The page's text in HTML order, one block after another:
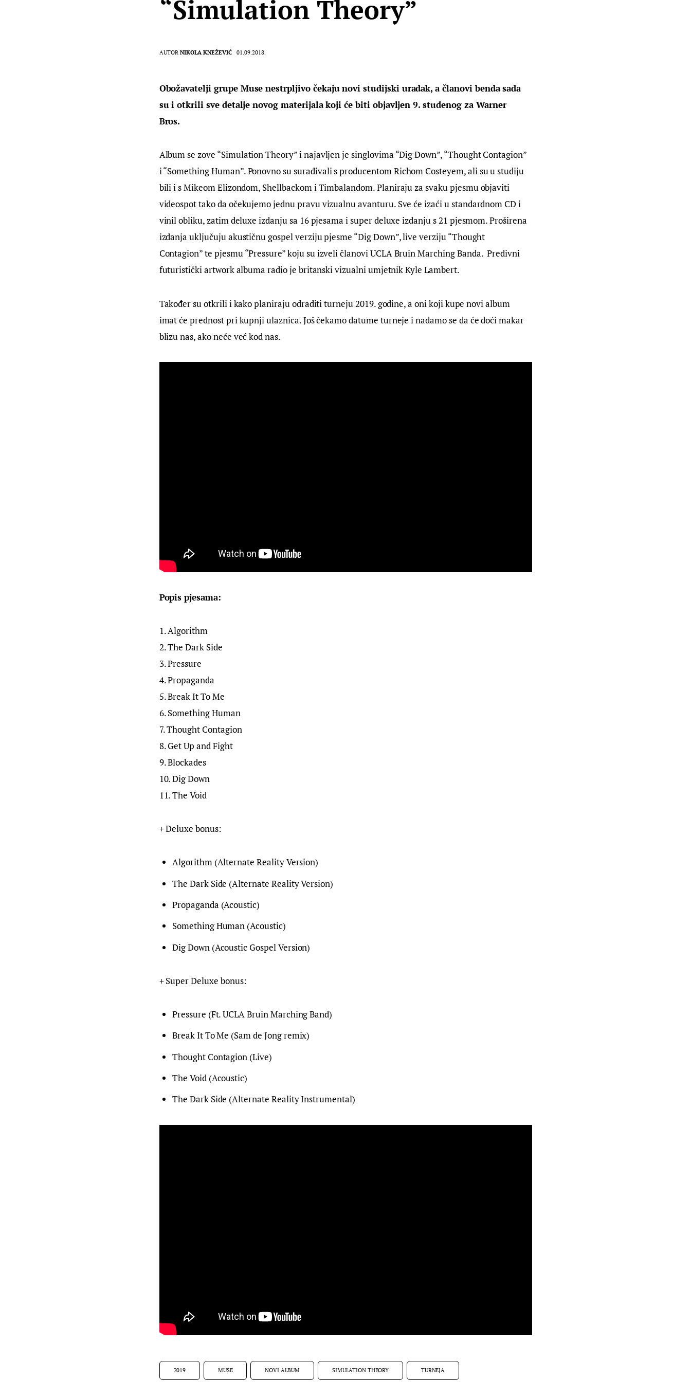
“Simulation Theory”
AUTOR NIKOLA KNEŽEVIĆ 01.09.2018.
Obožavatelji grupe Muse nestrpljivo čekaju novi studijski uradak, a članovi benda sada
su i otkrili sve detalje novog materijala koji će biti objavljen 9. studenog za Warner
Bros.
Album se zove “Simulation Theory” i najavljen je singlovima “Dig Down”, “Thought Contagion”
i “Something Human”. Ponovno su surađivali s producentom Richom Costeyem, ali su u studiju
bili i s Mikeom Elizondom, Shellbackom i Timbalandom. Planiraju za svaku pjesmu objaviti
videospot tako da očekujemo jednu pravu vizualnu avanturu. Sve će izaći u standardnom CD i
vinil obliku, zatim deluxe izdanju sa 16 pjesama i super deluxe izdanju s 21 pjesmom. Proširena
izdanja uključuju akustičnu gospel verziju pjesme “Dig Down”, live verziju “Thought
Contagion” te pjesmu “Pressure” koju su izveli članovi UCLA Bruin Marching Banda.  Predivni
futuristički artwork albuma radio je britanski vizualni umjetnik Kyle Lambert.
Također su otkrili i kako planiraju odraditi turneju 2019. godine, a oni koji kupe novi album
imat će prednost pri kupnji ulaznica. Još čekamo datume turneje i nadamo se da će doći makar
blizu nas, ako neće već kod nas.
Popis pjesama:
1. Algorithm
2. The Dark Side
3. Pressure
4. Propaganda
5. Break It To Me
6. Something Human
7. Thought Contagion
8. Get Up and Fight
9. Blockades
10. Dig Down
11. The Void
+ Deluxe bonus:
Algorithm (Alternate Reality Version)
The Dark Side (Alternate Reality Version)
Propaganda (Acoustic)
Something Human (Acoustic)
Dig Down (Acoustic Gospel Version)
+ Super Deluxe bonus:
Pressure (Ft. UCLA Bruin Marching Band)
Break It To Me (Sam de Jong remix)
Thought Contagion (Live)
The Void (Acoustic)
The Dark Side (Alternate Reality Instrumental)
2019 MUSE NOVI ALBUM SIMULATION THEORY TURNEJA